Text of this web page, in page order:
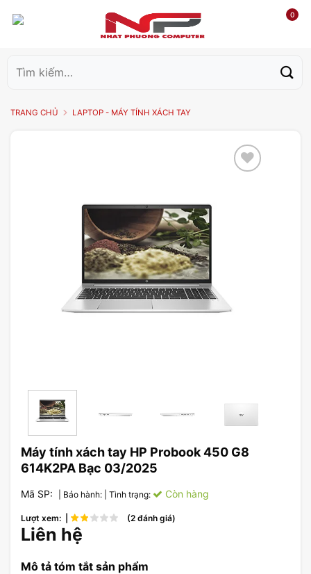
0
kiếm:
TRANG CHỦ LAPTOP - MÁY TÍNH XÁCH TAY
Máy tính xách tay HP Probook 450 G8
614K2PA Bạc 03/2025
Mã SP: | Bảo hành: | Tình trạng: Còn hàng
Lượt xem: | (2 đánh giá)
Liên hệ
Mô tả tóm tắt sản phẩm